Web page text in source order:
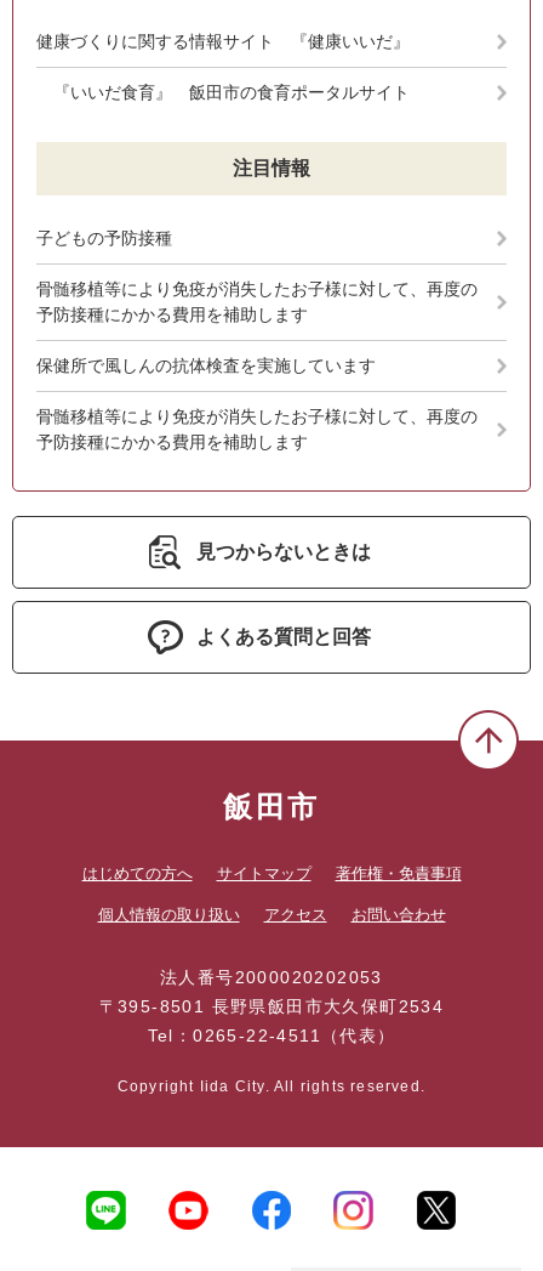
健康づくりに関する情報サイト 『健康いいだ』
『いいだ食育』 飯田市の食育ポータルサイト
注目情報
子どもの予防接種
骨髄移植等により免疫が消失したお子様に対して、再度の
予防接種にかかる費用を補助します
保健所で風しんの抗体検査を実施しています
骨髄移植等により免疫が消失したお子様に対して、再度の
予防接種にかかる費用を補助します
見つからないときは
よくある質問と回答
飯田市
はじめての方へ サイトマップ 著作権・免責事項
個人情報の取り扱い アクセス お問い合わせ
法人番号2000020202053
〒395-8501 長野県飯田市大久保町2534
Tel：0265-22-4511（代表）
Copyright Iida City. All rights reserved.